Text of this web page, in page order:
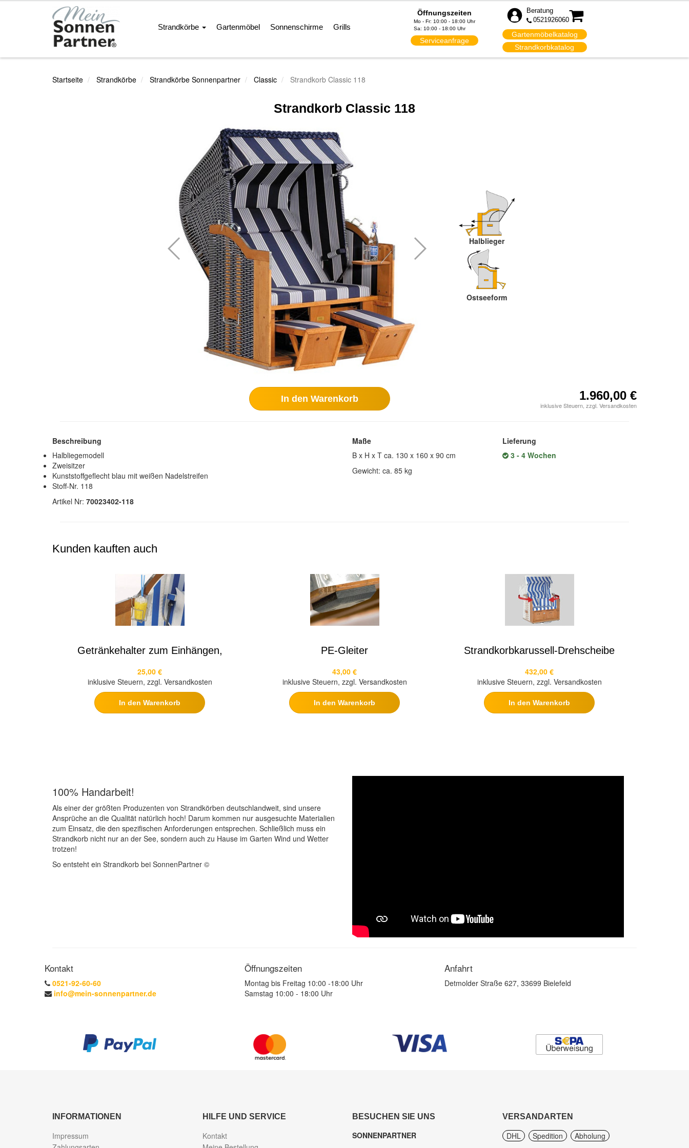
Strandkörbe Gartenmöbel Sonnenschirme Grills
Öffnungszeiten
Mo - Fr: 10:00 - 18:00 Uhr
Sa: 10:00 - 18:00 Uhr
Serviceanfrage
Beratung
0521926060
Gartenmöbelkatalog
Strandkorbkatalog
Startseite Strandkörbe Strandkörbe Sonnenpartner Classic Strandkorb Classic 118
Strandkorb Classic 118
Halblieger
Ostseeform
In den Warenkorb 1.960,00 €
inklusive Steuern, zzgl. Versandkosten
Beschreibung
Halbliegemodell
Zweisitzer
Kunststoffgeflecht blau mit weißen Nadelstreifen
Stoff-Nr. 118
Artikel Nr: 70023402-118
Maße
B x H x T ca. 130 x 160 x 90 cm
Gewicht: ca. 85 kg
Lieferung
3 - 4 Wochen
Kunden kauften auch
Getränkehalter zum Einhängen,
25,00 €
inklusive Steuern, zzgl. Versandkosten
In den Warenkorb
PE-Gleiter
43,00 €
inklusive Steuern, zzgl. Versandkosten
In den Warenkorb
Strandkorbkarussell-Drehscheibe
432,00 €
inklusive Steuern, zzgl. Versandkosten
In den Warenkorb
100% Handarbeit!
Als einer der größten Produzenten von Strandkörben deutschlandweit, sind unsere
Ansprüche an die Qualität natürlich hoch! Darum kommen nur ausgesuchte Materialien
zum Einsatz, die den spezifischen Anforderungen entsprechen. Schließlich muss ein
Strandkorb nicht nur an der See, sondern auch zu Hause im Garten Wind und Wetter
trotzen!
So entsteht ein Strandkorb bei SonnenPartner ©
Kontakt
0521-92-60-60
info@mein-sonnenpartner.de
Öffnungszeiten
Montag bis Freitag 10:00 -18:00 Uhr
Samstag 10:00 - 18:00 Uhr
Anfahrt
Detmolder Straße 627, 33699 Bielefeld
INFORMATIONEN
Impressum
HILFE UND SERVICE
Kontakt
BESUCHEN SIE UNS
SONNENPARTNER
VERSANDARTEN
DHL Spedition Abholung